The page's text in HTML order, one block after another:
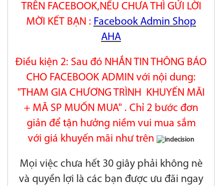
TRÊN FACEBOOK,NẾU CHƯA THÌ GỬI LỜI
MỜI KẾT BẠN : Facebook Admin Shop
AHA
Điều kiện 2: Sau đó NHẮN TIN THÔNG BÁO
CHO FACEBOOK ADMIN với nội dung:
"THAM GIA CHƯƠNG TRÌNH KHUYẾN MÃI
+ MÃ SP MUỐN MUA" . Chỉ 2 bước đơn
giản để tận hưởng niềm vui mua sắm
với giá khuyến mãi như trên
Mọi việc chưa hết 30 giây phải không nè
và quyền lợi là các bạn được ưu đãi ngay